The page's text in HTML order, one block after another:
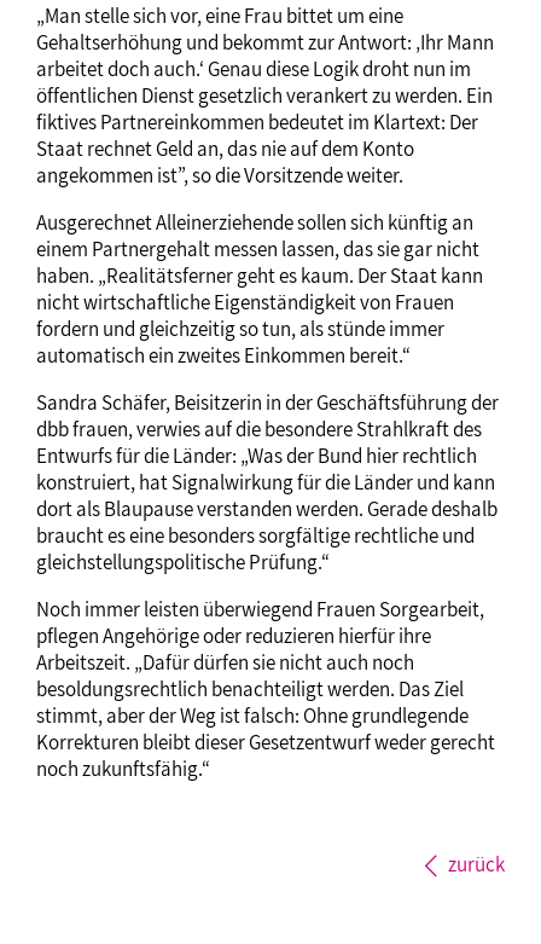
„Man stelle sich vor, eine Frau bittet um eine
Gehaltserhöhung und bekommt zur Antwort: ‚Ihr Mann
arbeitet doch auch.‘ Genau diese Logik droht nun im
öffentlichen Dienst gesetzlich verankert zu werden. Ein
fiktives Partnereinkommen bedeutet im Klartext: Der
Staat rechnet Geld an, das nie auf dem Konto
angekommen ist”, so die Vorsitzende weiter.
Ausgerechnet Alleinerziehende sollen sich künftig an
einem Partnergehalt messen lassen, das sie gar nicht
haben. „Realitätsferner geht es kaum. Der Staat kann
nicht wirtschaftliche Eigenständigkeit von Frauen
fordern und gleichzeitig so tun, als stünde immer
automatisch ein zweites Einkommen bereit.“
Sandra Schäfer, Beisitzerin in der Geschäftsführung der
dbb frauen, verwies auf die besondere Strahlkraft des
Entwurfs für die Länder: „Was der Bund hier rechtlich
konstruiert, hat Signalwirkung für die Länder und kann
dort als Blaupause verstanden werden. Gerade deshalb
braucht es eine besonders sorgfältige rechtliche und
gleichstellungspolitische Prüfung.“
Noch immer leisten überwiegend Frauen Sorgearbeit,
pflegen Angehörige oder reduzieren hierfür ihre
Arbeitszeit. „Dafür dürfen sie nicht auch noch
besoldungsrechtlich benachteiligt werden. Das Ziel
stimmt, aber der Weg ist falsch: Ohne grundlegende
Korrekturen bleibt dieser Gesetzentwurf weder gerecht
noch zukunftsfähig.“
zurück